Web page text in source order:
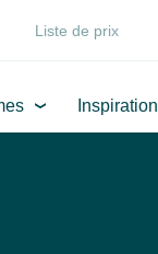
Liste de prix
Inspiration